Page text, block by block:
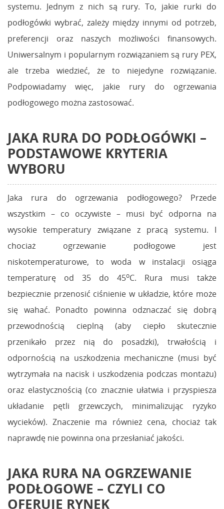
systemu. Jednym z nich są rury. To, jakie rurki do
podłogówki wybrać, zależy między innymi od potrzeb,
preferencji oraz naszych możliwości finansowych.
Uniwersalnym i popularnym rozwiązaniem są rury PEX,
ale trzeba wiedzieć, że to niejedyne rozwiązanie.
Podpowiadamy więc, jakie rury do ogrzewania
podłogowego można zastosować.
JAKA RURA DO PODŁOGÓWKI –
PODSTAWOWE KRYTERIA
WYBORU
Jaka rura do ogrzewania podłogowego? Przede
wszystkim – co oczywiste – musi być odporna na
wysokie temperatury związane z pracą systemu. I
chociaż ogrzewanie podłogowe jest
niskotemperaturowe, to woda w instalacji osiąga
temperaturę od 35 do 45oC. Rura musi także
bezpiecznie przenosić ciśnienie w układzie, które może
się wahać. Ponadto powinna odznaczać się dobrą
przewodnością cieplną (aby ciepło skutecznie
przenikało przez nią do posadzki), trwałością i
odpornością na uszkodzenia mechaniczne (musi być
wytrzymała na nacisk i uszkodzenia podczas montażu)
oraz elastycznością (co znacznie ułatwia i przyspiesza
układanie pętli grzewczych, minimalizując ryzyko
wycieków). Znaczenie ma również cena, chociaż tak
naprawdę nie powinna ona przesłaniać jakości.
JAKA RURA NA OGRZEWANIE
PODŁOGOWE – CZYLI CO
OFERUJE RYNEK